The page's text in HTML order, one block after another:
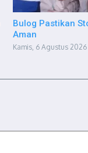
Bulog Pastikan
Aman
Kamis, 6 Agustus 2026